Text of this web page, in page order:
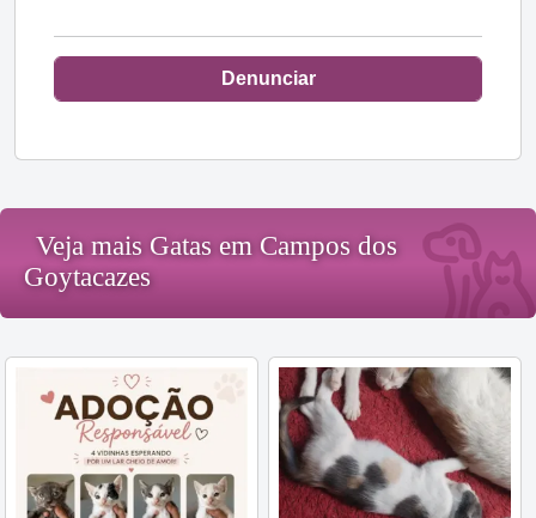
Denunciar
Veja mais Gatas em Campos dos
Goytacazes